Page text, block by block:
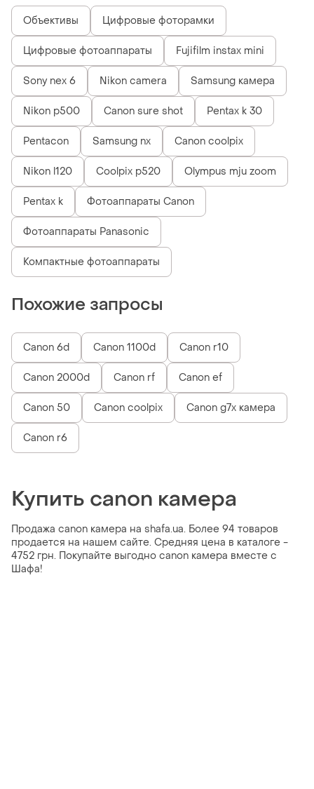
Объективы Цифровые фоторамки
Цифровые фотоаппараты Fujifilm instax mini
Sony nex 6 Nikon camera Samsung камера
Nikon p500 Canon sure shot Pentax k 30
Pentacon Samsung nx Canon coolpix
Nikon l120 Coolpix p520 Olympus mju zoom
Pentax k Фотоаппараты Canon
Фотоаппараты Panasonic
Компактные фотоаппараты
Похожие запросы
Canon 6d Canon 1100d Canon r10
Canon 2000d Canon rf Canon ef
Canon 50 Canon coolpix Canon g7x камера
Canon r6
Купить canon камера
Продажа canon камера на shafa.ua. Более 94 товаров
продается на нашем сайте. Средняя цена в каталоге -
4752 грн. Покупайте выгодно canon камера вместе с
Шафа!